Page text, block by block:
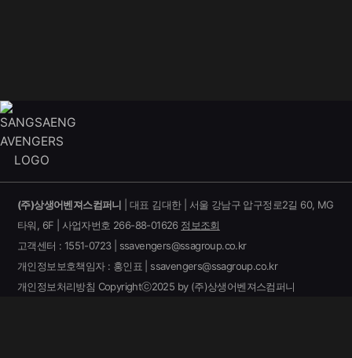
(주)상생어벤져스컴퍼니 | 대표 김대한 | 서울 강남구 압구정로2길 60, MG
타워, 6F | 사업자번호 266-88-01626 정보조회
고객센터 : 1551-0723 | ssavengers@ssagroup.co.kr
개인정보보호책임자 : 홍인표 | ssavengers@ssagroup.co.kr
개인정보처리방침 Copyrightⓒ2025 by (주)상생어벤져스컴퍼니